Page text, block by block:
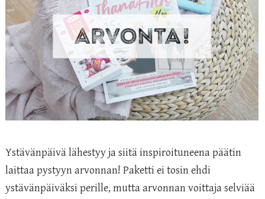
Ystävänpäivä lähestyy ja siitä inspiroituneena päätin
laittaa pystyyn arvonnan! Paketti ei tosin ehdi
ystävänpäiväksi perille, mutta arvonnan voittaja selviää